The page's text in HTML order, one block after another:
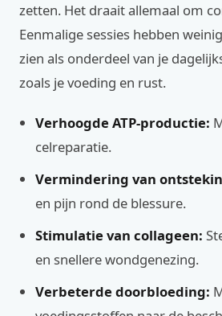
zetten. Het draait allemaal om
Eenmalige sessies hebben
zien als onderdeel van je
zoals je voeding en rust.
Verhoogde ATP-productie:
celreparatie.
Vermindering van
en pijn rond de blessure.
Stimulatie van collageen:
en snellere wondgenezing.
Verbeterde doorbloeding: